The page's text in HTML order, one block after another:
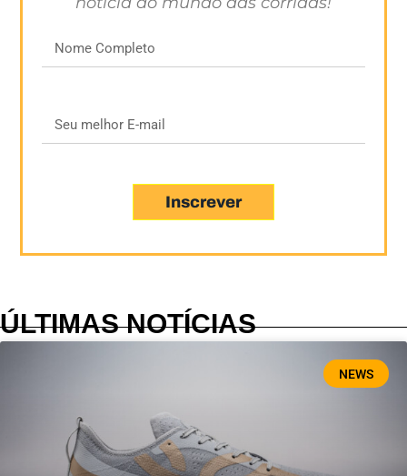
Inscrever
ÚLTIMAS NOTÍCIAS
NEWS